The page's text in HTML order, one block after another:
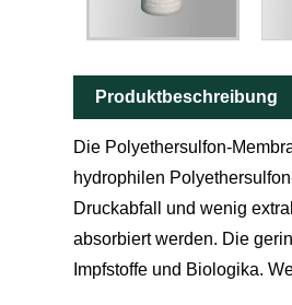
Produktbeschreibung
Die Polyethersulfon-
hydrophilen
Druckabfall und wenig
absorbiert werden. Die
Impfstoffe und Biologika.